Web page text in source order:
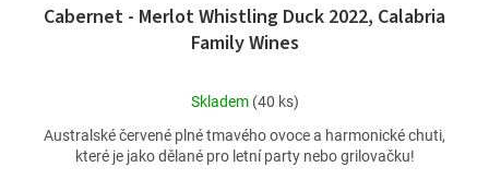
Cabernet - Merlot Whistling Duck 2022, Calabria
Family Wines
Průměrné
produktu
je
Skladem (40 ks)
Australské červené plné tmavého ovoce a harmonické chuti,
které je jako dělané pro letní party nebo grilovačku!